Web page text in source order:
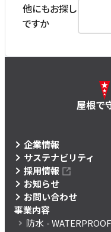
他にもお探し
ですか
屋根で
企業情報
サステナビリティ
採用情報
お知らせ
お問い合わせ
事業内容
防水 - WATERPROOF